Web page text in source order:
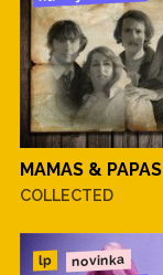
MAMAS & PAPAS
COLLECTED
lp novinka